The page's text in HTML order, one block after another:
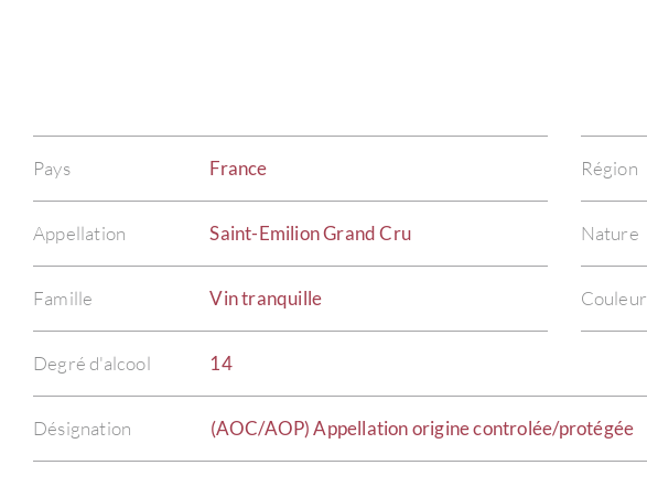
Pays France Région
Appellation Saint-Emilion Grand Cru Nature
Famille Vin tranquille Couleur
Degré d'alcool 14
Désignation (AOC/AOP) Appellation origine controlée/protégée